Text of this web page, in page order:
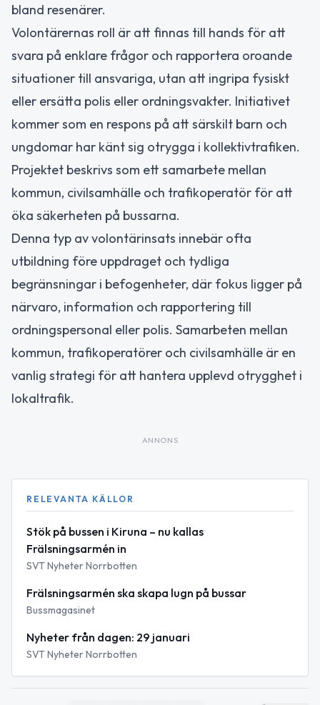
bland resenärer.
Volontärernas roll är att finnas till hands för att
svara på enklare frågor och rapportera oroande
situationer till ansvariga, utan att ingripa fysiskt
eller ersätta polis eller ordningsvakter. Initiativet
kommer som en respons på att särskilt barn och
ungdomar har känt sig otrygga i kollektivtrafiken.
Projektet beskrivs som ett samarbete mellan
kommun, civilsamhälle och trafikoperatör för att
öka säkerheten på bussarna.
Denna typ av volontärinsats innebär ofta
utbildning före uppdraget och tydliga
begränsningar i befogenheter, där fokus ligger på
närvaro, information och rapportering till
ordningspersonal eller polis. Samarbeten mellan
kommun, trafikoperatörer och civilsamhälle är en
vanlig strategi för att hantera upplevd otrygghet i
lokaltrafik.
ANNONS
RELEVANTA KÄLLOR
Stök på bussen i Kiruna – nu kallas
Frälsningsarmén in
SVT Nyheter Norrbotten
Frälsningsarmén ska skapa lugn på bussar
Bussmagasinet
Nyheter från dagen: 29 januari
SVT Nyheter Norrbotten